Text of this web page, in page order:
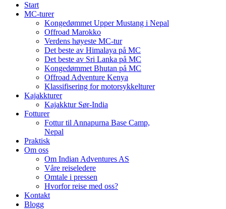
Start
MC-turer
Kongedømmet Upper Mustang i Nepal
Offroad Marokko
Verdens høyeste MC-tur
Det beste av Himalaya på MC
Det beste av Sri Lanka på MC
Kongedømmet Bhutan på MC
Offroad Adventure Kenya
Klassifisering for motorsykkelturer
Kajakkturer
Kajakktur Sør-India
Fotturer
Fottur til Annapurna Base Camp,
Nepal
Praktisk
Om oss
Om Indian Adventures AS
Våre reiseledere
Omtale i pressen
Hvorfor reise med oss?
Kontakt
Blogg